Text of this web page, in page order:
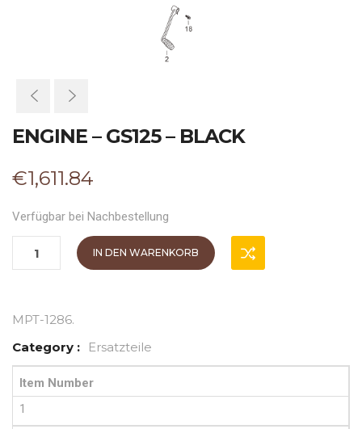
ENGINE – GS125 – BLACK
€1,611.84
Verfügbar bei Nachbestellung
IN DEN WARENKORB
MPT-1286.
Category :
Ersatzteile
Item Number
1